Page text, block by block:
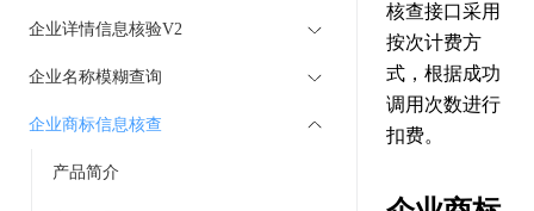
企业详情信息核验V2
企业名称模糊查询
企业商标信息核查
产品简介
核查接口采用
按次计费方
式，根据成功
调用次数进行
扣费。